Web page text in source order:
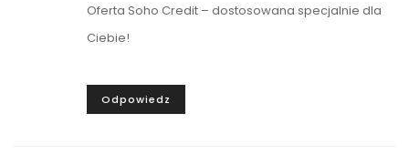
Oferta Soho Credit – dostosowana specjalnie dla
Ciebie!
Odpowiedz